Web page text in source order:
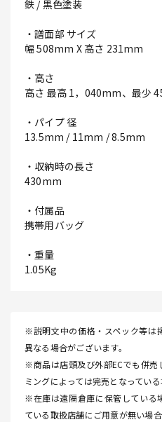
鉄 / 黒色塗装
・譜面部 サイズ
幅 508mm X 高さ 231mm
・高さ
高さ 最高 1，040mm、最少
・パイプ 径
13.5mm / 11mm / 8.5mm
・収納時の長さ
430mm
・付属品
携帯用バッグ
・重量
1.05Kg
※説明文中の価格・スペック等は
異なる場合がございます。
※商品は店頭及び外部ECでも併売
ミングによっては完売となっている
※在庫は遠隔倉庫に保管している
ている取扱店舗にご用意が無い場合